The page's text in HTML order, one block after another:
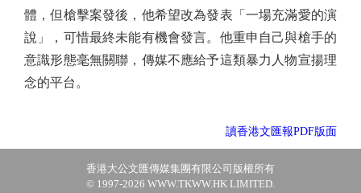
體，但槍擊案發後，他希望改為發表「一場充滿愛的演
說」，可惜最終未能有機會發言。他重申自己與槍手的
意識形態毫無關聯，傳媒不應給予這類暴力人物宣揚理
念的平台。
讀香港文匯報PDF版面
香港大公文匯傳媒集團有限公司版權所有
© 1997-2026 WWW.TKWW.HK LIMITED.